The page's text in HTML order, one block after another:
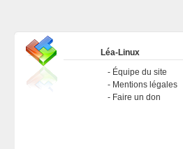
Léa-Linux
Équipe du site
Mentions légales
Faire un don